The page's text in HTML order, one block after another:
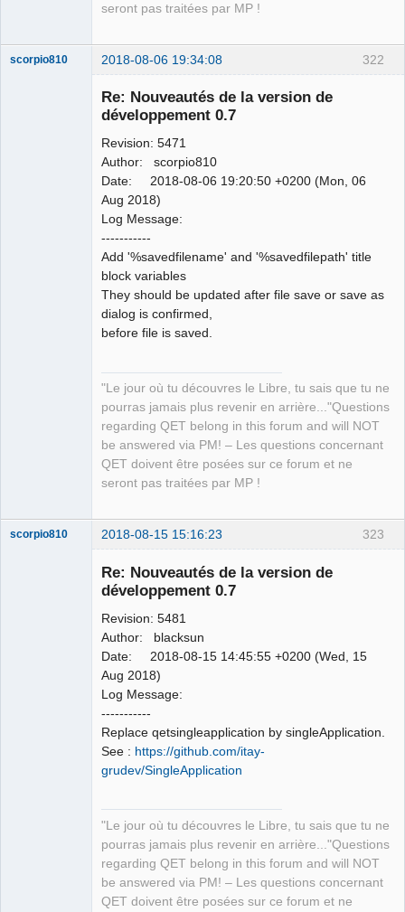
seront pas traitées par MP !
322
scorpio810 2018-08-06 19:34:08
Re: Nouveautés de la version de
développement 0.7
Revision: 5471
Author: scorpio810
Date: 2018-08-06 19:20:50 +0200 (Mon, 06
Aug 2018)
Log Message:
-----------
Add '%savedfilename' and '%savedfilepath' title
block variables
They should be updated after file save or save as
dialog is confirmed,
before file is saved.
"Le jour où tu découvres le Libre, tu sais que tu ne
pourras jamais plus revenir en arrière..."Questions
regarding QET belong in this forum and will NOT
be answered via PM! – Les questions concernant
QET doivent être posées sur ce forum et ne
seront pas traitées par MP !
323
scorpio810 2018-08-15 15:16:23
Re: Nouveautés de la version de
développement 0.7
Revision: 5481
Author: blacksun
Date: 2018-08-15 14:45:55 +0200 (Wed, 15
Aug 2018)
Log Message:
-----------
Replace qetsingleapplication by singleApplication.
See : https://github.com/itay-
grudev/SingleApplication
"Le jour où tu découvres le Libre, tu sais que tu ne
pourras jamais plus revenir en arrière..."Questions
regarding QET belong in this forum and will NOT
be answered via PM! – Les questions concernant
QET doivent être posées sur ce forum et ne